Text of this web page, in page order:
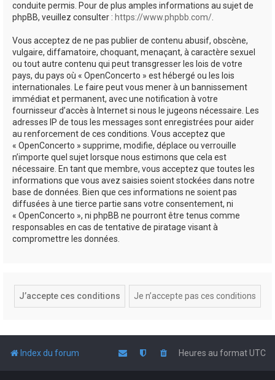
conduite permis. Pour de plus amples informations au sujet de
phpBB, veuillez consulter : https://www.phpbb.com/.
Vous acceptez de ne pas publier de contenu abusif, obscène,
vulgaire, diffamatoire, choquant, menaçant, à caractère sexuel
ou tout autre contenu qui peut transgresser les lois de votre
pays, du pays où « OpenConcerto » est hébergé ou les lois
internationales. Le faire peut vous mener à un bannissement
immédiat et permanent, avec une notification à votre
fournisseur d’accès à Internet si nous le jugeons nécessaire. Les
adresses IP de tous les messages sont enregistrées pour aider
au renforcement de ces conditions. Vous acceptez que
« OpenConcerto » supprime, modifie, déplace ou verrouille
n’importe quel sujet lorsque nous estimons que cela est
nécessaire. En tant que membre, vous acceptez que toutes les
informations que vous avez saisies soient stockées dans notre
base de données. Bien que ces informations ne soient pas
diffusées à une tierce partie sans votre consentement, ni
« OpenConcerto », ni phpBB ne pourront être tenus comme
responsables en cas de tentative de piratage visant à
compromettre les données.
Index du forum Heures au formatUTC